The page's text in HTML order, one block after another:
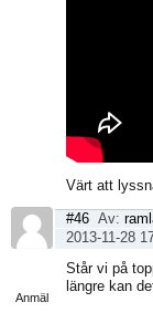
Värt att
Anmäl
#46 Av:
2013-11-28
Står vi på
längre kan